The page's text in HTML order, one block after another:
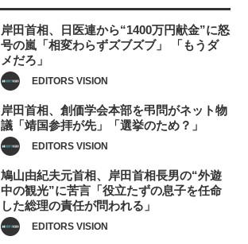
岸田首相、日医連から“1400万円献金”に怒
号の嵐「相変わらずズブズブ」 「もうダ
メだろ」
EDITORS VISION
岸田首相、創価学会本部を弔問がネット物
議「靖国参拝が先」「選挙のため？」
EDITORS VISION
鳩山由紀夫元首相、岸田首相長男の“外遊
中の観光”に苦言「役立たずの息子を任命
した総理の責任が問われる」
EDITORS VISION